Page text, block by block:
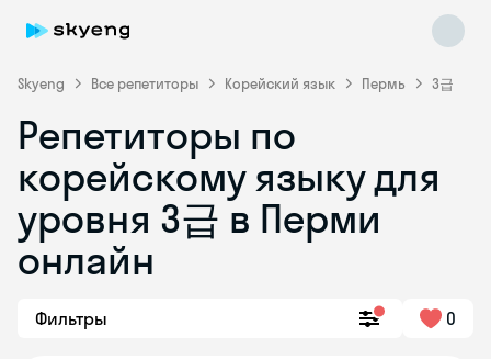
Skyeng Все репетиторы Корейский язык Пермь 3급
Репетиторы по
корейскому языку для
уровня 3급 в Перми
онлайн
Фильтры 0
Skyeng Chat